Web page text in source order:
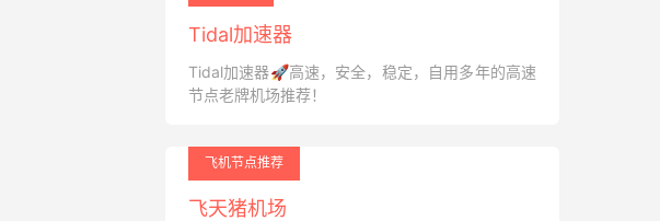
Tidal加速器
Tidal加速器🚀高速，安全，稳定，自用多年的高速
节点老牌机场推荐！
飞机节点推荐
飞天猪机场